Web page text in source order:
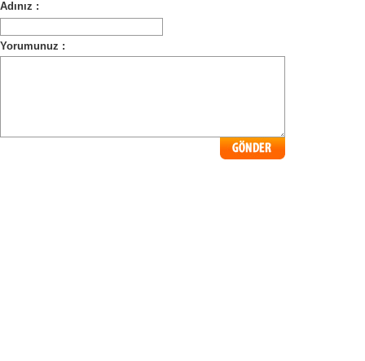
Adınız :
Yorumunuz :